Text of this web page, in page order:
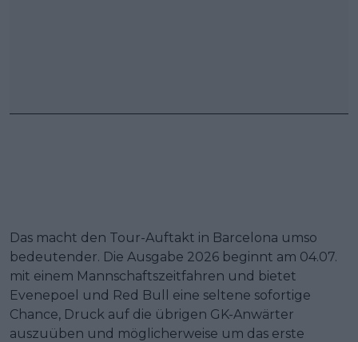
Das macht den Tour-Auftakt in Barcelona umso
bedeutender. Die Ausgabe 2026 beginnt am 04.07.
mit einem Mannschaftszeitfahren und bietet
Evenepoel und Red Bull eine seltene sofortige
Chance, Druck auf die übrigen GK-Anwärter
auszuüben und möglicherweise um das erste